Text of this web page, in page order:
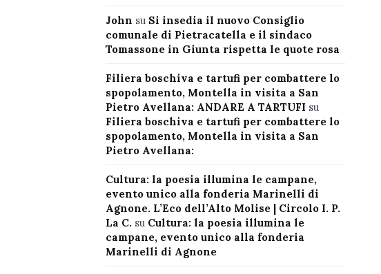
John su Si insedia il nuovo Consiglio
comunale di Pietracatella e il sindaco
Tomassone in Giunta rispetta le quote rosa
Filiera boschiva e tartufi per combattere lo
spopolamento, Montella in visita a San
Pietro Avellana: ANDARE A TARTUFI su
Filiera boschiva e tartufi per combattere lo
spopolamento, Montella in visita a San
Pietro Avellana:
Cultura: la poesia illumina le campane,
evento unico alla fonderia Marinelli di
Agnone. L’Eco dell’Alto Molise | Circolo I. P.
La C. su Cultura: la poesia illumina le
campane, evento unico alla fonderia
Marinelli di Agnone